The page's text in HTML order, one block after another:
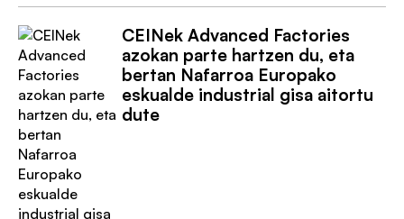
CEINek Advanced Factories
azokan parte hartzen du, eta
bertan Nafarroa Europako
eskualde industrial gisa aitortu
dute